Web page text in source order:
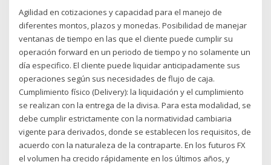
Agilidad en cotizaciones y capacidad para el manejo de
diferentes montos, plazos y monedas. Posibilidad de manejar
ventanas de tiempo en las que el cliente puede cumplir su
operación forward en un periodo de tiempo y no solamente un
día especifico. El cliente puede liquidar anticipadamente sus
operaciones según sus necesidades de flujo de caja.
Cumplimiento físico (Delivery): la liquidación y el cumplimiento
se realizan con la entrega de la divisa. Para esta modalidad, se
debe cumplir estrictamente con la normatividad cambiaria
vigente para derivados, donde se establecen los requisitos, de
acuerdo con la naturaleza de la contraparte. En los futuros FX
el volumen ha crecido rápidamente en los últimos años, y